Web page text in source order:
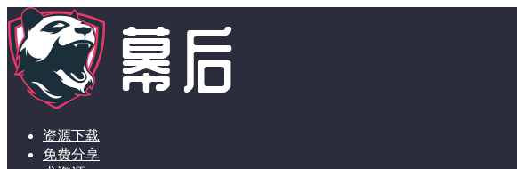
资源下载
免费分享